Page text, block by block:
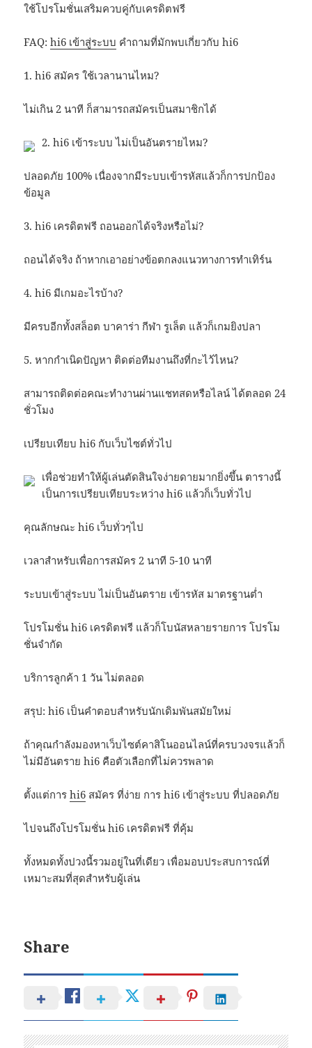
ใช้โปรโมชั่นเสริมควบคู่กับเครดิตฟรี
FAQ:hi6 เข้าสู่ระบบ คำถามที่มักพบเกี่ยวกับ hi6
1. hi6 สมัคร ใช้เวลานานไหม?
ไม่เกิน 2 นาที ก็สามารถสมัครเป็นสมาชิกได้
2. hi6 เข้าระบบ ไม่เป็นอันตรายไหม?
ปลอดภัย 100% เนื่องจากมีระบบเข้ารหัสแล้วก็การปกป้อง
ข้อมูล
3. hi6 เครดิตฟรี ถอนออกได้จริงหรือไม่?
ถอนได้จริง ถ้าหากเอาอย่างข้อตกลงแนวทางการทำเทิร์น
4. hi6 มีเกมอะไรบ้าง?
มีครบอีกทั้งสล็อต บาคาร่า กีฬา รูเล็ต แล้วก็เกมยิงปลา
5. หากกำเนิดปัญหา ติดต่อทีมงานถึงที่กะไว้ไหน?
สามารถติดต่อคณะทำงานผ่านแชทสดหรือไลน์ ได้ตลอด 24
ชั่วโมง
เปรียบเทียบ hi6 กับเว็บไซต์ทั่วไป
เพื่อช่วยทำให้ผู้เล่นตัดสินใจง่ายดายมากยิ่งขึ้น ตารางนี้
เป็นการเปรียบเทียบระหว่าง hi6 แล้วก็เว็บทั่วไป
คุณลักษณะ hi6 เว็บทั่วๆไป
เวลาสำหรับเพื่อการสมัคร 2 นาที 5-10 นาที
ระบบเข้าสู่ระบบ ไม่เป็นอันตราย เข้ารหัส มาตรฐานต่ำ
โปรโมชั่น hi6 เครดิตฟรี แล้วก็โบนัสหลายรายการ โปรโม
ชั่นจำกัด
บริการลูกค้า 1 วัน ไม่ตลอด
สรุป: hi6 เป็นคำตอบสำหรับนักเดิมพันสมัยใหม่
ถ้าคุณกำลังมองหาเว็บไซต์คาสิโนออนไลน์ที่ครบวงจรแล้วก็
ไม่มีอันตราย hi6 คือตัวเลือกที่ไม่ควรพลาด
ตั้งแต่การhi6 สมัคร ที่ง่าย การ hi6 เข้าสู่ระบบ ที่ปลอดภัย
ไปจนถึงโปรโมชั่น hi6 เครดิตฟรี ที่คุ้ม
ทั้งหมดทั้งปวงนี้รวมอยู่ในที่เดียว เพื่อมอบประสบการณ์ที่
เหมาะสมที่สุดสำหรับผู้เล่น
Share